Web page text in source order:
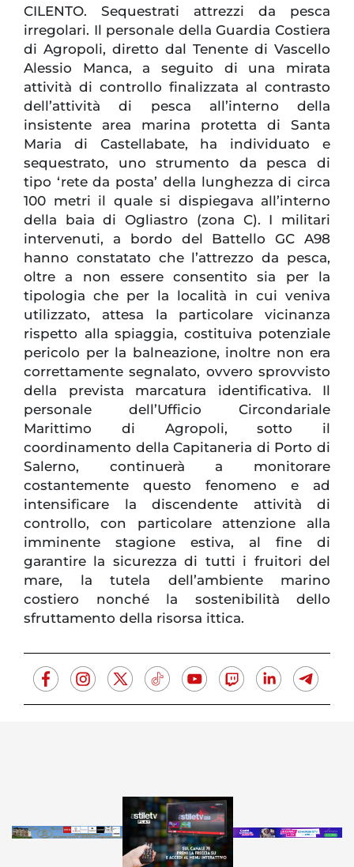
CILENTO. Sequestrati attrezzi da pesca
irregolari. Il personale della Guardia Costiera
di Agropoli, diretto dal Tenente di Vascello
Alessio Manca, a seguito di una mirata
attività di controllo finalizzata al contrasto
dell’attività di pesca all’interno della
insistente area marina protetta di Santa
Maria di Castellabate, ha individuato e
sequestrato, uno strumento da pesca di
tipo ‘rete da posta’ della lunghezza di circa
100 metri il quale si dispiegava all’interno
della baia di Ogliastro (zona C). I militari
intervenuti, a bordo del Battello GC A98
hanno constatato che l’attrezzo da pesca,
oltre a non essere consentito sia per la
tipologia che per la località in cui veniva
utilizzato, attesa la particolare vicinanza
rispetto alla spiaggia, costituiva potenziale
pericolo per la balneazione, inoltre non era
correttamente segnalato, ovvero sprovvisto
della prevista marcatura identificativa. Il
personale dell’Ufficio Circondariale
Marittimo di Agropoli, sotto il
coordinamento della Capitaneria di Porto di
Salerno, continuerà a monitorare
costantemente questo fenomeno e ad
intensificare la discendente attività di
controllo, con particolare attenzione alla
imminente stagione estiva, al fine di
garantire la sicurezza di tutti i fruitori del
mare, la tutela dell’ambiente marino
costiero nonché la sostenibilità dello
sfruttamento della risorsa ittica.